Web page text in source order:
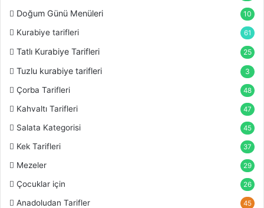
Doğum Günü Menüleri 10
Kurabiye tarifleri 61
Tatlı Kurabiye Tarifleri 25
Tuzlu kurabiye tarifleri 3
Çorba Tarifleri 48
Kahvaltı Tarifleri 47
Salata Kategorisi 45
Kek Tarifleri 37
Mezeler 29
Çocuklar için 26
Anadoludan Tarifler 45